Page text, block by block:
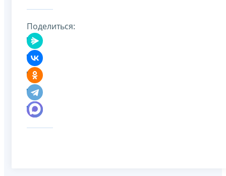
Поделиться: